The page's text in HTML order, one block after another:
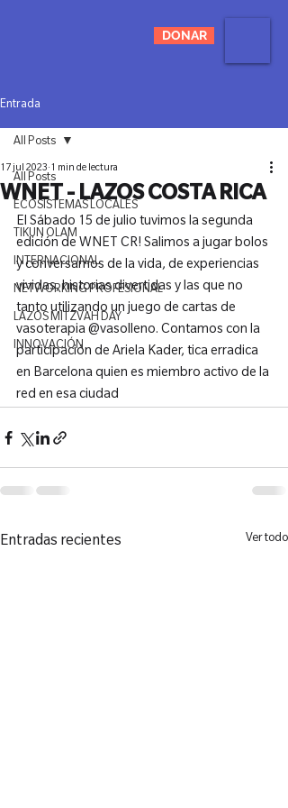
DONAR
Entrada
All Posts
ECOSISTEMAS LOCALES
TIKUN OLAM
INTERNACIONAL
NETWORKING PROFESIONAL
LAZOS MITZVAH DAY
INNOVACIÓN
All Posts
WNET - LAZOS COSTA RICA
17 jul 2023 1 min de lectura
El Sábado 15 de julio tuvimos la segunda
edición de WNET CR! Salimos a jugar bolos
y conversamos de la vida, de experiencias
vividas, historias divertidas y las que no
tanto utilizando un juego de cartas de
vasoterapia @vasolleno. Contamos con la
participación de Ariela Kader, tica erradica
en Barcelona quien es miembro activo de la
red en esa ciudad
Entradas recientes Ver todo